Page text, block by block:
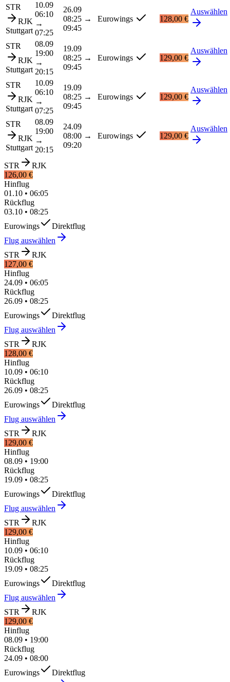
STR
RJK
Stuttgart
10.09
06:10
→
07:25
26.09
08:25 →
09:45
Eurowings 128,00 €
Auswählen
STR
RJK
Stuttgart
08.09
19:00
→
20:15
19.09
08:25 →
09:45
Eurowings 129,00 €
Auswählen
STR
RJK
Stuttgart
10.09
06:10
→
07:25
19.09
08:25 →
09:45
Eurowings 129,00 €
Auswählen
STR
RJK
Stuttgart
08.09
19:00
→
20:15
24.09
08:00 →
09:20
Eurowings 129,00 €
Auswählen
STR
RJK
126,00 €
Hinflug
01.10 • 06:05
Rückflug
03.10 • 08:25
Eurowings
Direktflug
Flug auswählen
STR
RJK
127,00 €
Hinflug
24.09 • 06:05
Rückflug
26.09 • 08:25
Eurowings
Direktflug
Flug auswählen
STR
RJK
128,00 €
Hinflug
10.09 • 06:10
Rückflug
26.09 • 08:25
Eurowings
Direktflug
Flug auswählen
STR
RJK
129,00 €
Hinflug
08.09 • 19:00
Rückflug
19.09 • 08:25
Eurowings
Direktflug
Flug auswählen
STR
RJK
129,00 €
Hinflug
10.09 • 06:10
Rückflug
19.09 • 08:25
Eurowings
Direktflug
Flug auswählen
STR
RJK
129,00 €
Hinflug
08.09 • 19:00
Rückflug
24.09 • 08:00
Eurowings
Direktflug